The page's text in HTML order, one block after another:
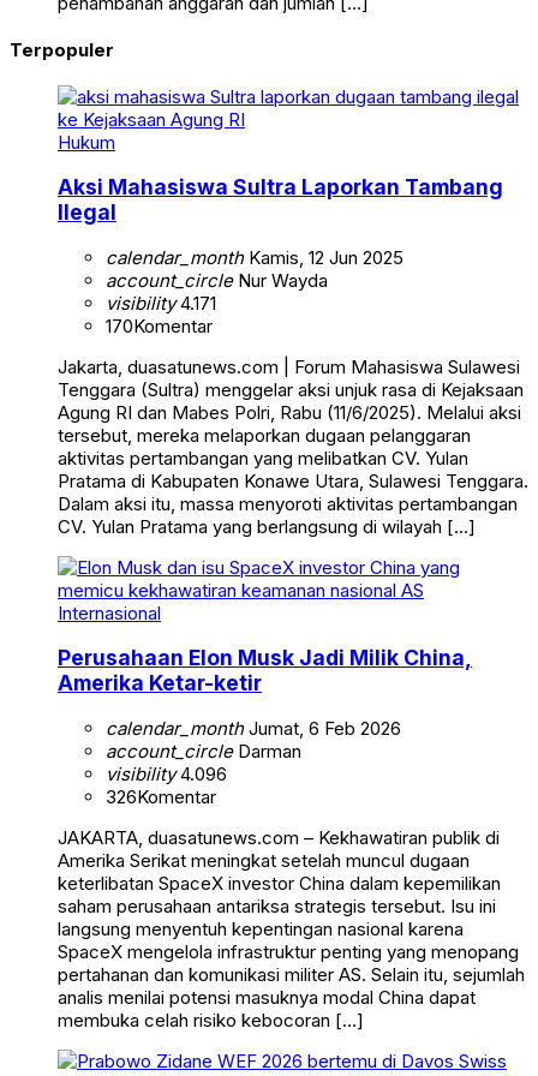
Terpopuler
Hukum
Aksi Mahasiswa Sultra Laporkan Tambang
Ilegal
calendar_monthKamis, 12 Jun 2025
account_circleNur Wayda
visibility4.171
170Komentar
Jakarta, duasatunews.com | Forum Mahasiswa Sulawesi
Tenggara (Sultra) menggelar aksi unjuk rasa di Kejaksaan
Agung RI dan Mabes Polri, Rabu (11/6/2025). Melalui aksi
tersebut, mereka melaporkan dugaan pelanggaran
aktivitas pertambangan yang melibatkan CV. Yulan
Pratama di Kabupaten Konawe Utara, Sulawesi Tenggara.
Dalam aksi itu, massa menyoroti aktivitas pertambangan
CV. Yulan Pratama yang berlangsung di wilayah […]
Internasional
Perusahaan Elon Musk Jadi Milik China,
Amerika Ketar-ketir
calendar_monthJumat, 6 Feb 2026
account_circleDarman
visibility4.096
326Komentar
JAKARTA, duasatunews.com – Kekhawatiran publik di
Amerika Serikat meningkat setelah muncul dugaan
keterlibatan SpaceX investor China dalam kepemilikan
saham perusahaan antariksa strategis tersebut. Isu ini
langsung menyentuh kepentingan nasional karena
SpaceX mengelola infrastruktur penting yang menopang
pertahanan dan komunikasi militer AS. Selain itu, sejumlah
analis menilai potensi masuknya modal China dapat
membuka celah risiko kebocoran […]